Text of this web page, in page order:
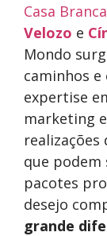
Casa
Velozo e
Mondo
caminhos e
expertise
marketing
realizações
que podem
pacotes
desejo
grande